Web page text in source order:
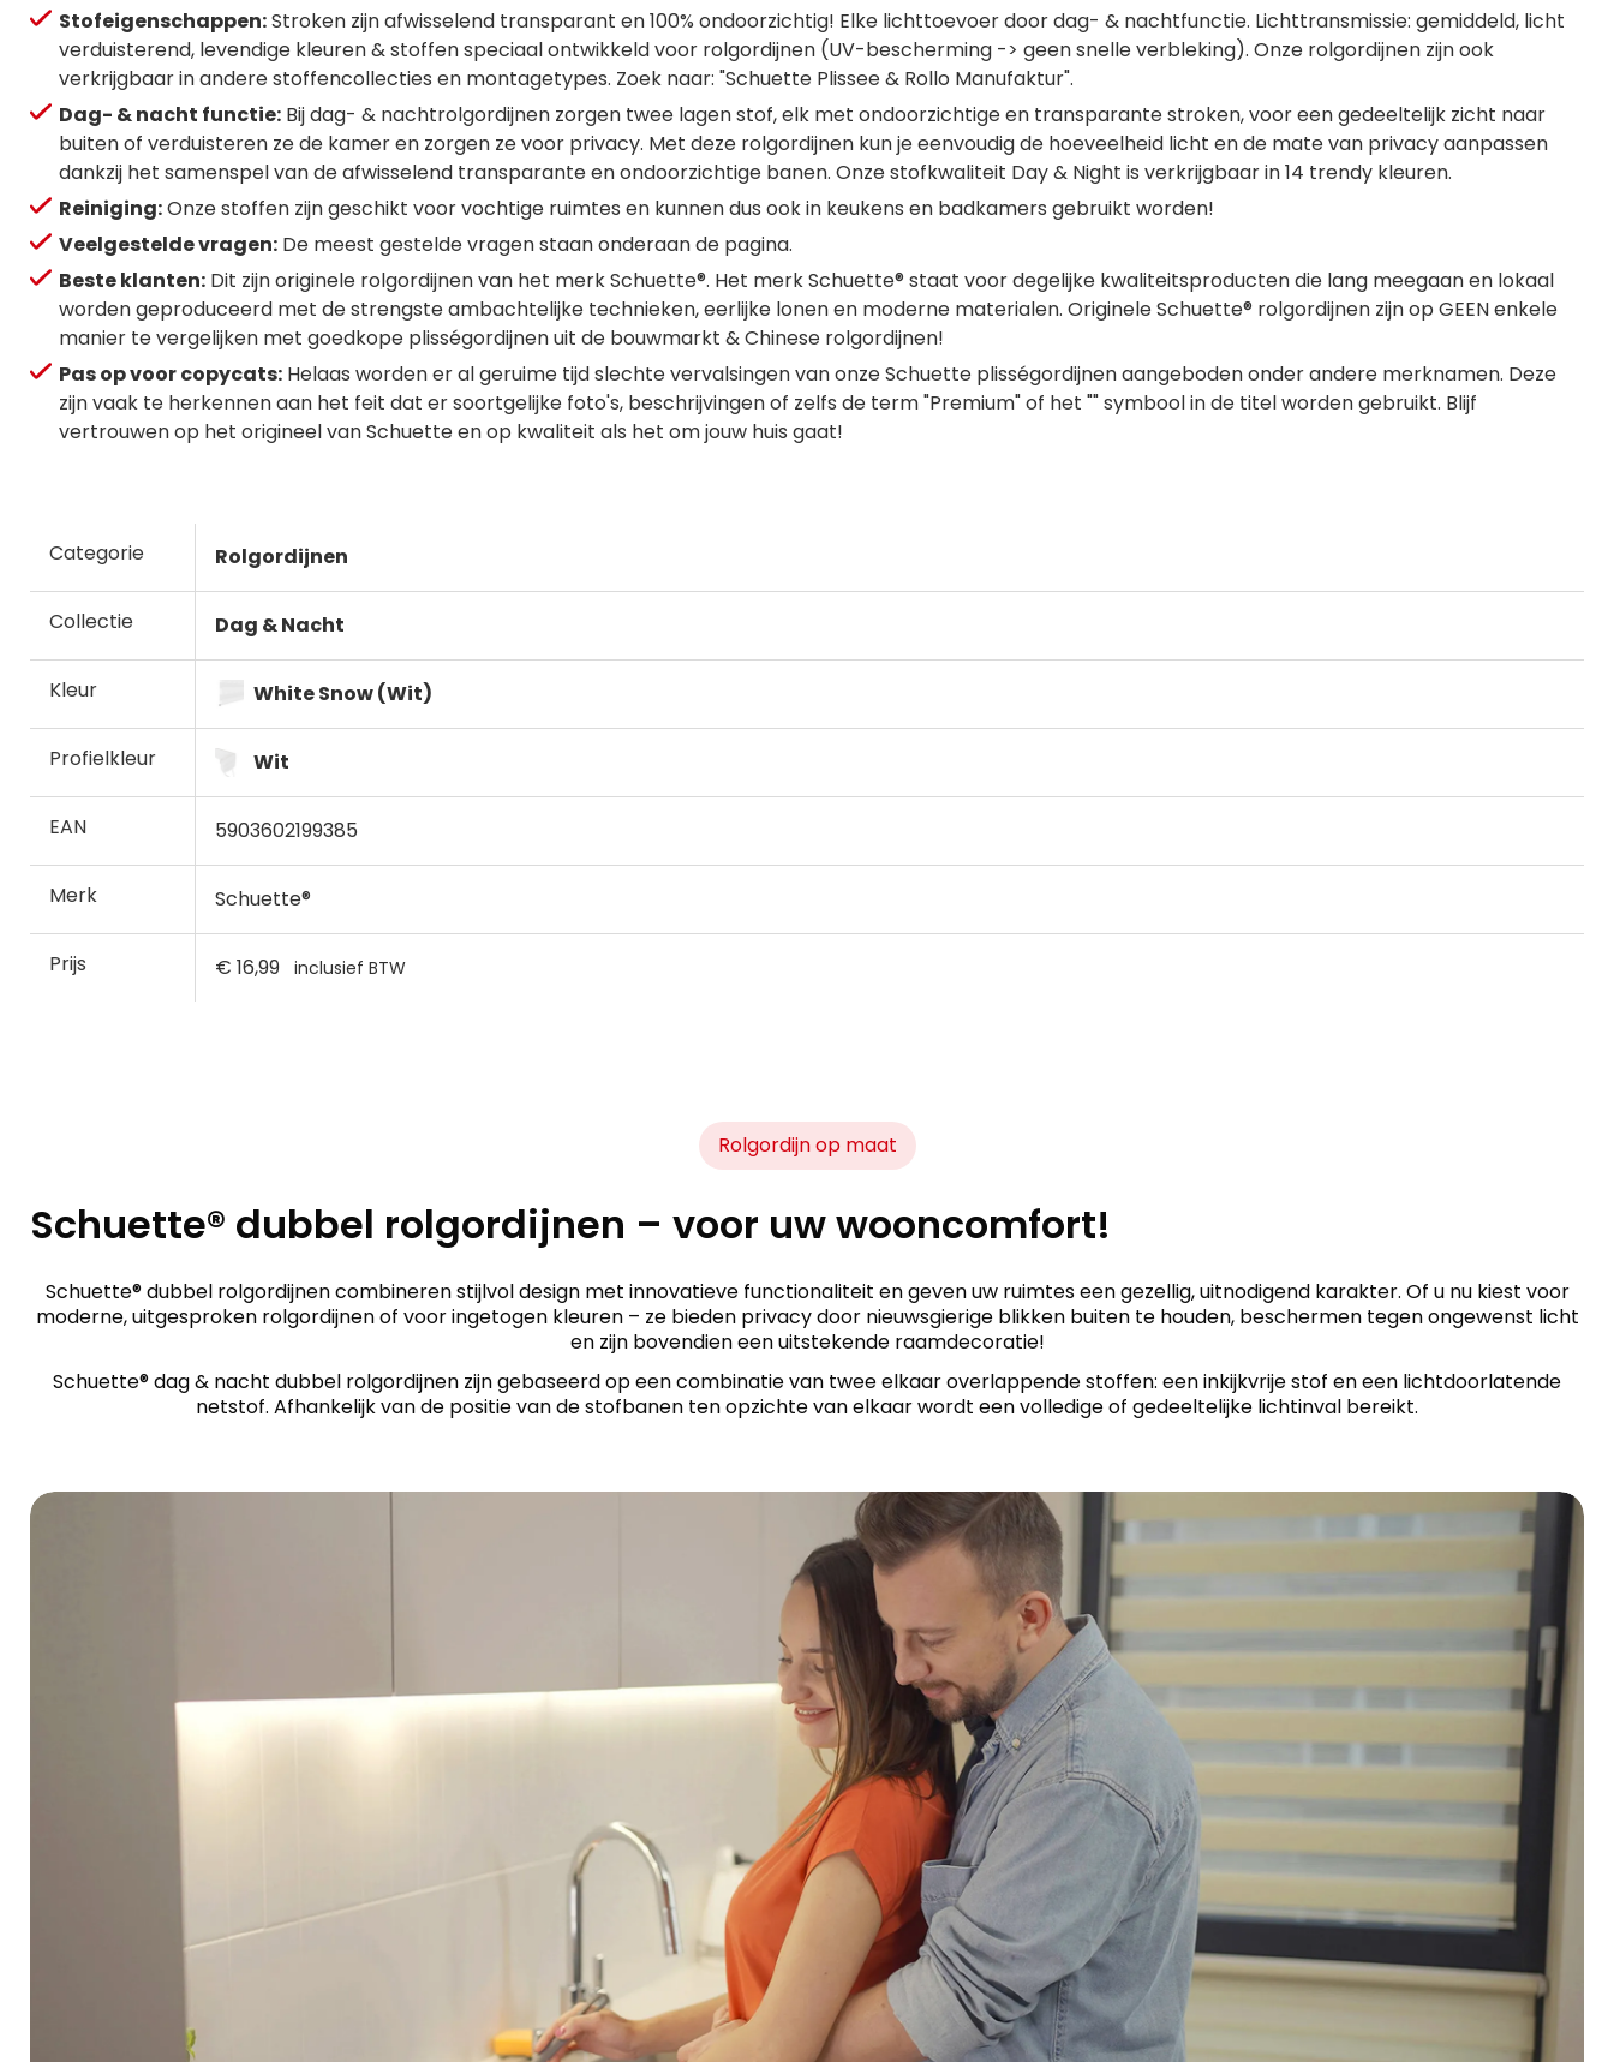
Stofeigenschappen:Stroken zijn afwisselend transparant en 100% ondoorzichtig! Elke lichttoevoer door dag- & nachtfunctie. Lichttransmissie: gemiddeld, licht
verduisterend, levendige kleuren & stoffen speciaal ontwikkeld voor rolgordijnen (UV-bescherming -> geen snelle verbleking). Onze rolgordijnen zijn ook
verkrijgbaar in andere stoffencollecties en montagetypes. Zoek naar: "Schuette Plissee & Rollo Manufaktur".
Dag- & nacht functie: Bij dag- & nachtrolgordijnen zorgen twee lagen stof, elk met ondoorzichtige en transparante stroken, voor een gedeeltelijk zicht naar
buiten of verduisteren ze de kamer en zorgen ze voor privacy. Met deze rolgordijnen kun je eenvoudig de hoeveelheid licht en de mate van privacy aanpassen
dankzij het samenspel van de afwisselend transparante en ondoorzichtige banen. Onze stofkwaliteit Day & Night is verkrijgbaar in 14 trendy kleuren.
Reiniging:Onze stoffen zijn geschikt voor vochtige ruimtes en kunnen dus ook in keukens en badkamers gebruikt worden!
Veelgestelde vragen: De meest gestelde vragen staan onderaan de pagina.
Beste klanten: Dit zijn originele rolgordijnen van het merk Schuette®. Het merk Schuette® staat voor degelijke kwaliteitsproducten die lang meegaan en lokaal
worden geproduceerd met de strengste ambachtelijke technieken, eerlijke lonen en moderne materialen. Originele Schuette® rolgordijnen zijn op GEEN enkele
manier te vergelijken met goedkope plisségordijnen uit de bouwmarkt & Chinese rolgordijnen!
Pas op voor copycats: Helaas worden er al geruime tijd slechte vervalsingen van onze Schuette plisségordijnen aangeboden onder andere merknamen. Deze
zijn vaak te herkennen aan het feit dat er soortgelijke foto's, beschrijvingen of zelfs de term "Premium" of het "" symbool in de titel worden gebruikt. Blijf
vertrouwen op het origineel van Schuette en op kwaliteit als het om jouw huis gaat!
Categorie Rolgordijnen
Collectie Dag & Nacht
Kleur White Snow (Wit)
Profielkleur Wit
EAN 5903602199385
Merk Schuette®
Prijs € 16,99 inclusief BTW
Rolgordijn op maat
Schuette® dubbel rolgordijnen – voor uw wooncomfort!
Schuette® dubbel rolgordijnen combineren stijlvol design met innovatieve functionaliteit en geven uw ruimtes een gezellig, uitnodigend karakter. Of u nu kiest voor
moderne, uitgesproken rolgordijnen of voor ingetogen kleuren – ze bieden privacy door nieuwsgierige blikken buiten te houden, beschermen tegen ongewenst licht
en zijn bovendien een uitstekende raamdecoratie!
Schuette® dag & nacht dubbel rolgordijnen zijn gebaseerd op een combinatie van twee elkaar overlappende stoffen: een inkijkvrije stof en een lichtdoorlatende
netstof. Afhankelijk van de positie van de stofbanen ten opzichte van elkaar wordt een volledige of gedeeltelijke lichtinval bereikt.